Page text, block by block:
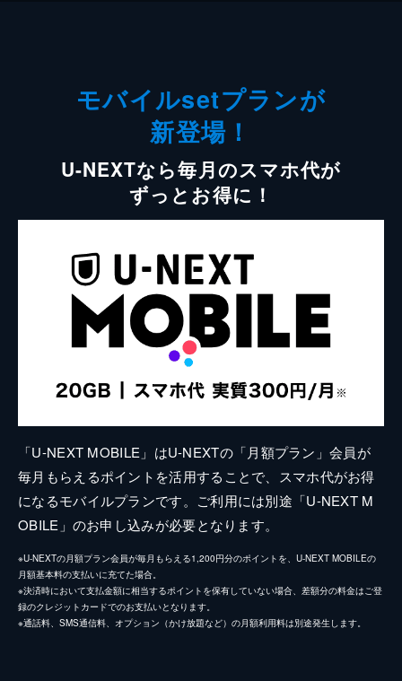
モバイルsetプランが
新登場！
U-NEXTなら毎月のスマホ代が
ずっとお得に！
「U-NEXT MOBILE」はU-NEXTの「月額プラン」会員が
毎月もらえるポイントを活用することで、スマホ代がお得
になるモバイルプランです。ご利用には別途「U-NEXT M
OBILE」のお申し込みが必要となります。
※U-NEXTの月額プラン会員が毎月もらえる1,200円分のポイントを、U-NEXT MOBILEの
月額基本料の支払いに充てた場合。
※決済時において支払金額に相当するポイントを保有していない場合、差額分の料金はご登
録のクレジットカードでのお支払いとなります。
※通話料、SMS通信料、オプション（かけ放題など）の月額利用料は別途発生します。